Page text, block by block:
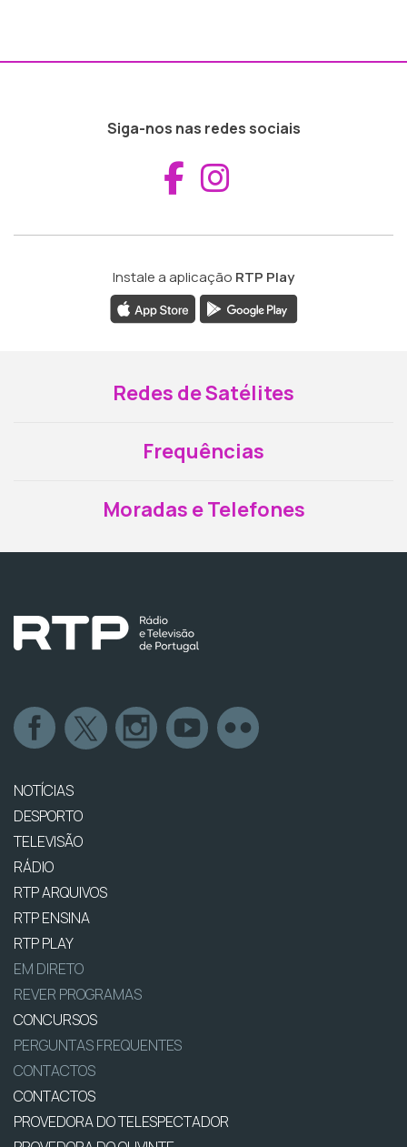
Siga-nos nas redes sociais
Aceder ao
Instale a aplicação RTP Play
Redes de Satélites
Frequências
Moradas e Telefones
NOTÍCIAS
DESPORTO
TELEVISÃO
RÁDIO
RTP ARQUIVOS
RTP ENSINA
RTP PLAY
EM DIRETO
REVER PROGRAMAS
CONCURSOS
PERGUNTAS FREQUENTES
CONTACTOS
CONTACTOS
PROVEDORA DO TELESPECTADOR